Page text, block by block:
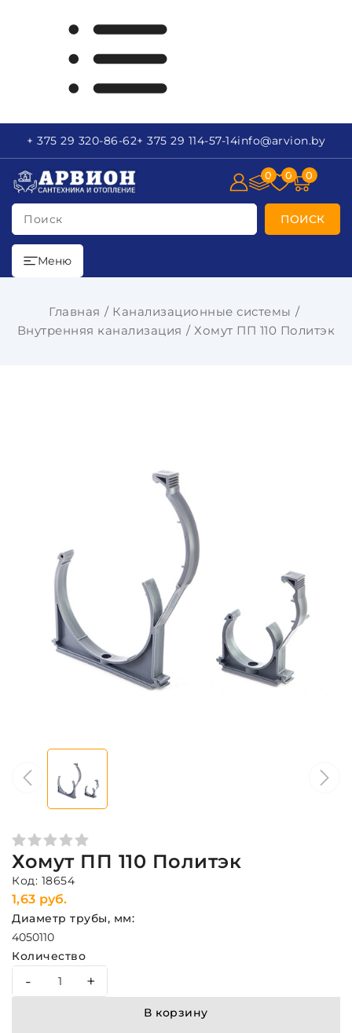
+ 375 29 320-86-62+ 375 29 114-57-14info@arvion.by
Поиск ПОИСК
0 0 0
Меню
Главная
Канализационные системы
Внутренняя канализация
Хомут ПП 110 Политэк
Хомут ПП 110 Политэк
Код: 18654
1,63 руб.
Диаметр трубы, мм:
4050110
Количество
- +
В корзину